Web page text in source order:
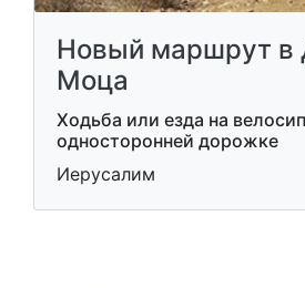
Новый маршрут в
Моца
Ходьба или езда на
односторонней дорожке
Иерусалим